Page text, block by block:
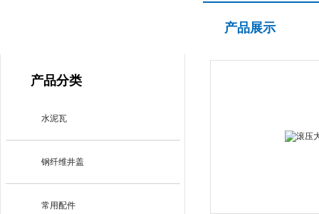
产品分类
水泥瓦
钢纤维井盖
常用配件
产品展示